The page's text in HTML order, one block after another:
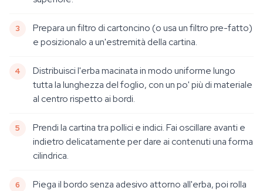
Prepara un filtro di cartoncino (o usa un filtro pre-fatto)
e posizionalo a un'estremità della cartina.
Distribuisci l'erba macinata in modo uniforme lungo
tutta la lunghezza del foglio, con un po' più di materiale
al centro rispetto ai bordi.
Prendi la cartina tra pollici e indici. Fai oscillare avanti e
indietro delicatamente per dare ai contenuti una forma
cilindrica.
Piega il bordo senza adesivo attorno all'erba, poi rolla